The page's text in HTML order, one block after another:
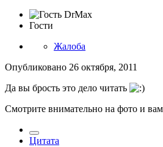
Гости
Жалоба
Опубликовано 26 октября, 2011
Да вы брость это дело читать
Смотрите внимательно на фото и вам
Цитата